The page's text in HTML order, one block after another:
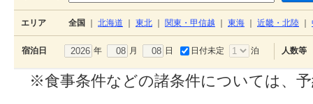
エリア 全国 北海道 東北 関東・甲信越 東海 近畿・北陸
宿泊日 年 月 日 日付未定 泊 人数等
※食事条件などの諸条件については、